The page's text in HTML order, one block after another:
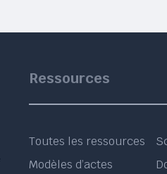
Ressources
Toutes les ressources
Modèles d’actes